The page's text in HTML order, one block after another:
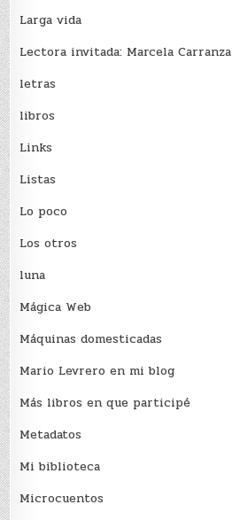
Larga vida
Lectora invitada: Marcela Carranza
letras
libros
Links
Listas
Lo poco
Los otros
luna
Mágica Web
Máquinas domesticadas
Mario Levrero en mi blog
Más libros en que participé
Metadatos
Mi biblioteca
Microcuentos